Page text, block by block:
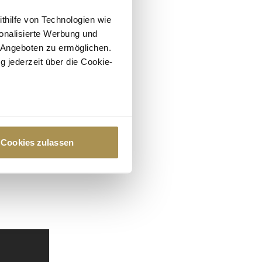
von Technologien wie
Werbung und
zu ermöglichen.
jederzeit über die Cookie-
Präferenzen im
Cookies zulassen